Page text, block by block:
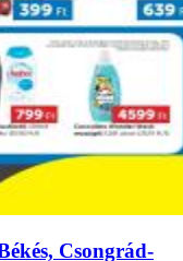
Csongrád-